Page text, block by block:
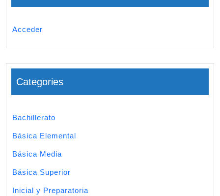
Acceder
Categories
Bachillerato
Básica Elemental
Básica Media
Básica Superior
Inicial y Preparatoria